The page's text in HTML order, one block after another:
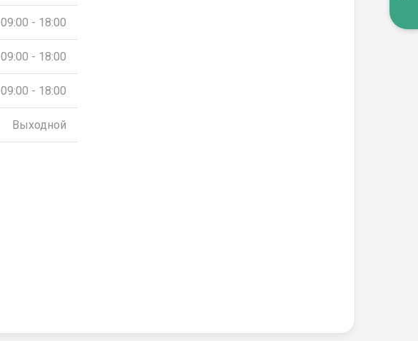
09:00 - 18:00
09:00 - 18:00
09:00 - 18:00
Выходной